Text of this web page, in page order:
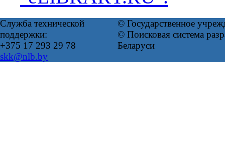
Служба технической
поддержки:
+375 17 293 29 78
skk@nlb.by
© Государственное
© Поисковая система
Беларуси